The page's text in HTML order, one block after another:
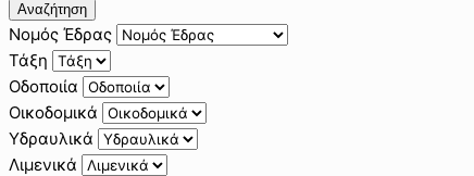
Αναζήτηση
Νομός Έδρας
Τάξη
Οδοποιία
Οικοδομικά
Υδραυλικά
Λιμενικά